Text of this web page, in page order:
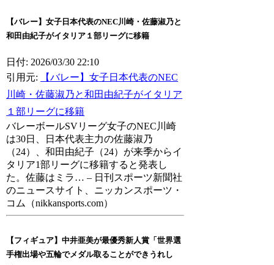
【バレー】女子日本代表のNEC川崎・佐藤淑乃と
和田由紀子がイタリア１部リーグに移籍
日付: 2026/03/30 22:10
引用元:
【バレー】女子日本代表のNEC
川崎・佐藤淑乃と和田由紀子がイタリア
１部リーグに移籍
バレーボールSVリーグ女子のNEC川崎
は30日、日本代表主力の佐藤淑乃
（24）、和田由紀子（24）が来季からイ
タリア1部リーグに移籍すると発表し
た。佐藤はミラ… – 日刊スポーツ新聞社
のニュースサイト、ニッカンスポーツ・
コム（nikkansports.com）
【フィギュア】中井亜美が最優秀新人賞「世界選
手権出場や五輪でメダル取ることができうれし